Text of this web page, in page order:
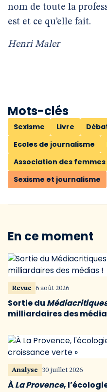
nom de toute la
est et ce qu’elle fait.
Henri Maler
Mots-clés
Sexisme Livre
Ecoles de journalisme
Association des
Sexisme et journalisme
En ce moment
Revue 6 août 2026
Sortie du
milliardaires des
Analyse 30 juillet 2026
ÀLa Provence,